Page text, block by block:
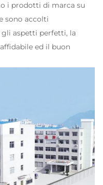
i prodotti di marca su
sono accolti
aspetti perfetti, la
ed il buon